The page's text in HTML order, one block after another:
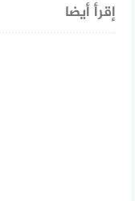
إقرأ أيضا